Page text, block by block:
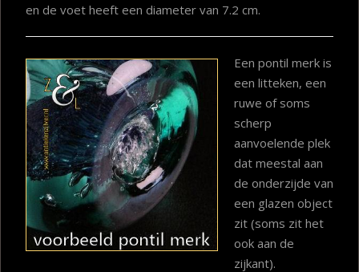
en de voet heeft een diameter van 7.2 cm.
Een pontil merk is
een litteken, een
ruwe of soms
scherp
aanvoelende plek
dat meestal aan
de onderzijde van
een glazen object
zit (soms zit het
ook aan de
zijkant).